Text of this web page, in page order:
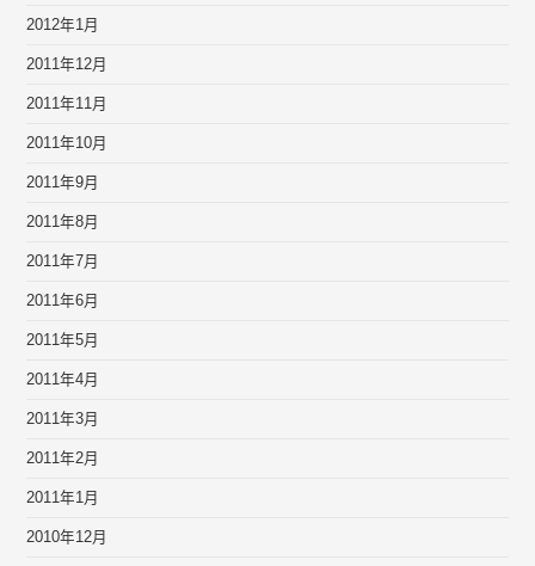
2012年1月
2011年12月
2011年11月
2011年10月
2011年9月
2011年8月
2011年7月
2011年6月
2011年5月
2011年4月
2011年3月
2011年2月
2011年1月
2010年12月